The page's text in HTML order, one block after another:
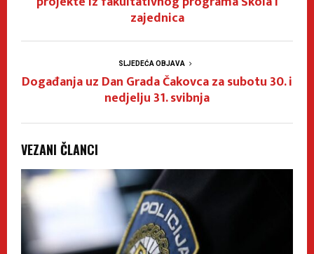
zajednica
SLJEDEĆA OBJAVA
Događanja uz Dan Grada Čakovca za subotu 30. i
nedjelju 31. svibnja
VEZANI ČLANCI